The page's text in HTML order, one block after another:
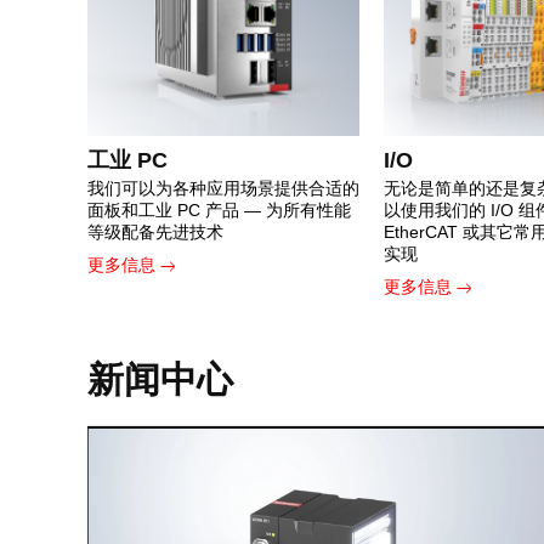
工业 PC
我们可以为各种应用场景提供合适的
面板和工业 PC 产品 — 为所有性能
等级配备先进技术
更多信息
I/O
无论是简单的还是复
以使用我们的 I/O 组
EtherCAT 或其它常
实现
更多信息
新闻中心